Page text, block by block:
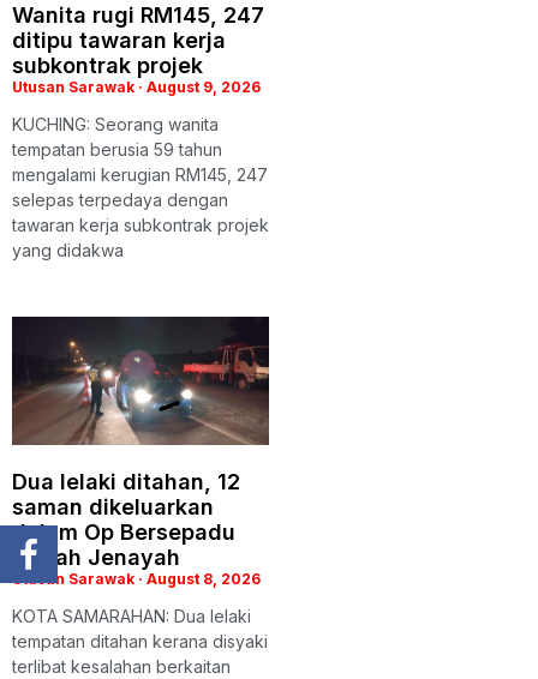
Wanita rugi RM145, 247
ditipu tawaran kerja
subkontrak projek
Utusan Sarawak August 9, 2026
KUCHING: Seorang wanita
tempatan berusia 59 tahun
mengalami kerugian RM145, 247
selepas terpedaya dengan
tawaran kerja subkontrak projek
yang didakwa
Dua lelaki ditahan, 12
saman dikeluarkan
dalam Op Bersepadu
Cegah Jenayah
Utusan Sarawak August 8, 2026
KOTA SAMARAHAN: Dua lelaki
tempatan ditahan kerana disyaki
terlibat kesalahan berkaitan